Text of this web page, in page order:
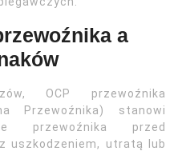
a
OCP przewoźnika
Przewoźnika) stanowi
przewoźnika przed
uszkodzeniem, utratą lub